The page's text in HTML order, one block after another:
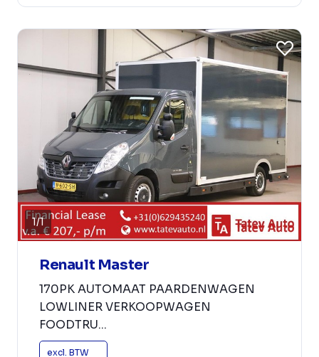
1/1
Renault Master
170PK AUTOMAAT PAARDENWAGEN
LOWLINER VERKOOPWAGEN
FOODTRU...
excl. BTW